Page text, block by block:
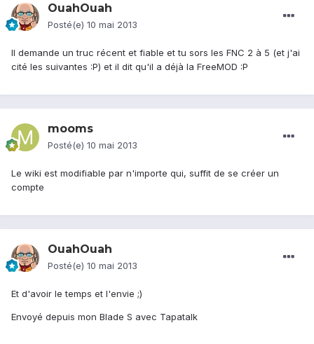
OuahOuah
Posté(e) 10 mai 2013
Il demande un truc récent et fiable et tu sors les FNC 2 à 5 (et j'ai
cité les suivantes :P) et il dit qu'il a déjà la FreeMOD :P
mooms
Posté(e) 10 mai 2013
Le wiki est modifiable par n'importe qui, suffit de se créer un
compte
OuahOuah
Posté(e) 10 mai 2013
Et d'avoir le temps et l'envie ;)
Envoyé depuis mon Blade S avec Tapatalk